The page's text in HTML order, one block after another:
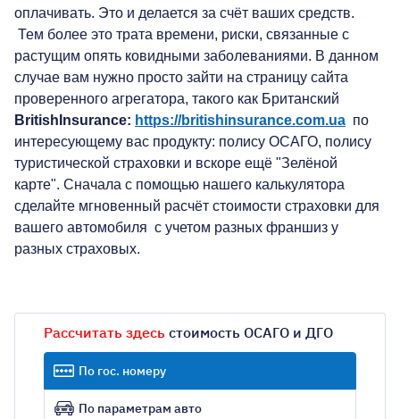
оплачивать. Это и делается за счёт ваших средств.
Тем более это трата времени, риски, связанные с
растущим опять ковидными заболеваниями. В данном
случае вам нужно просто зайти на страницу сайта
проверенного агрегатора, такого как Британский
BritishInsurance: https://britishinsurance.com.ua по
интересующему вас продукту: полису ОСАГО, полису
туристической страховки и вскоре ещё "Зелёной
карте". Сначала с помощью нашего калькулятора
сделайте мгновенный расчёт стоимости страховки для
вашего автомобиля с учетом разных франшиз у
разных страховых.
Рассчитать здесь стоимость ОСАГО и ДГО
По гос. номеру
По параметрам авто